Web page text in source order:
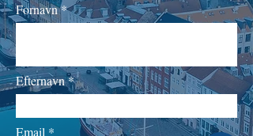
Fornavn
Efternavn
Email